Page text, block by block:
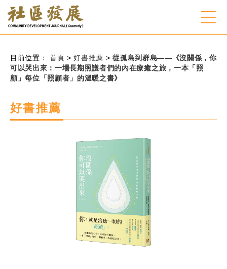
跳到主要內容
會員登入
客服諮詢
後台登入
目前位置：首頁> 好書推薦 > 從孤島到群島——《沒關係，你
可以哭出來：一場長期照護者們的內在療癒之旅，一本「照
顧」每位「照顧者」的溫暖之書》
好書推薦